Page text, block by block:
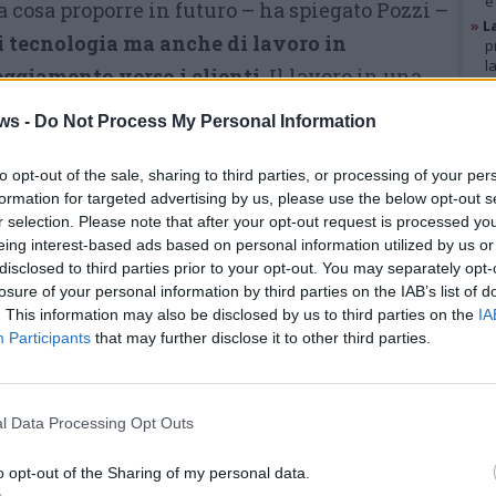
- Do Not Process My Personal Information
opt-out of the sale, sharing to third parties, or processing of your
for targeted advertising by us, please use the below opt-out
selection. Please note that after your opt-out request is processed
interest-based ads based on personal information utilized by us
to third parties prior to your opt-out. You may separately
of your personal information by third parties on the IAB’s list of
This information may also be disclosed by us to third parties on the
Participants that may further disclose it to other third parties.
Data Processing Opt Outs
opt-out of the Sharing of my personal data.
cosa proporre in futuro – ha spiegato Pozzi –
tecnologia ma anche di lavoro in
verso i clienti.Il lavoro in una
rispetto ad una officina, i processi
Presente anche Michele Graglia
del Rotary Varese, al fianco del
Newton da 9 anni con borse di
studio e progetti di vario genere: «
Come imprenditore so bene
dipendenti formati e
competenti.
»